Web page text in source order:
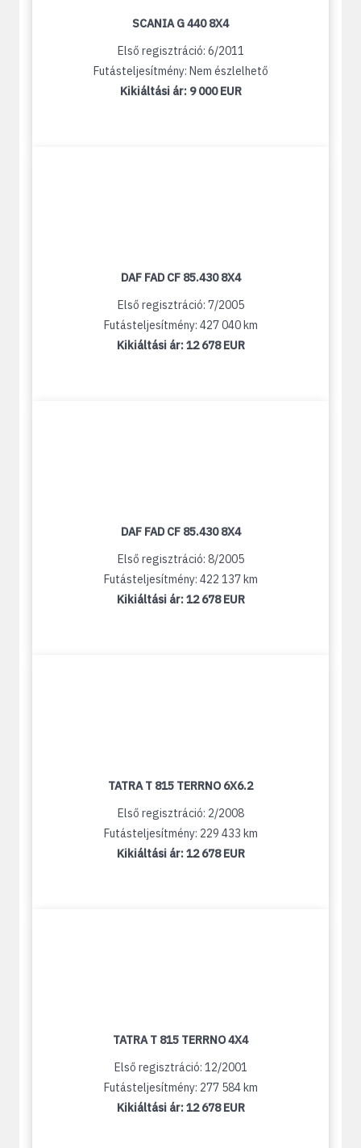
SCANIA G 440 8X4
Első regisztráció: 6/2011
Futásteljesítmény: Nem észlelhető
Kikiáltási ár: 9 000 EUR
DAF FAD CF 85.430 8X4
Első regisztráció: 7/2005
Futásteljesítmény: 427 040 km
Kikiáltási ár:12 678 EUR
DAF FAD CF 85.430 8X4
Első regisztráció: 8/2005
Futásteljesítmény: 422 137 km
Kikiáltási ár:12 678 EUR
TATRA T 815 TERRNO 6X6.2
Első regisztráció: 2/2008
Futásteljesítmény: 229 433 km
Kikiáltási ár:12 678 EUR
TATRA T 815 TERRNO 4X4
Első regisztráció: 12/2001
Futásteljesítmény: 277 584 km
Kikiáltási ár:12 678 EUR